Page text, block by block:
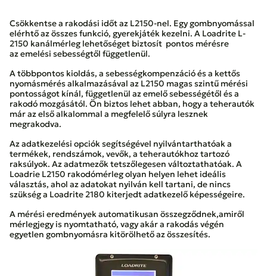
Csökkentse a rakodási időt az L2150-nel. Egy gombnyomással
elérhtő az összes funkció, gyerekjáték kezelni. A Loadrite L-
2150 kanálmérleg lehetőséget biztosít pontos mérésre
az emelési sebességtől függetlenül.
A többpontos kioldás, a sebességkompenzáció és a kettős
nyomásmérés alkalmazásával az L2150 magas szintű mérési
pontosságot kínál, függetlenül az emelő sebességétől és a
rakodó mozgásától. Ön biztos lehet abban, hogy a teherautók
már az első alkalommal a megfelelő súlyra lesznek
megrakodva.
Az adatkezelési opciók segítségével nyilvántarthatóak a
termékek, rendszámok, vevők, a teherautókhoz tartozó
raksúlyok. Az adatmezők tetszőlegesen változtathatóak. A
Loadrie L2150 rakodómérleg olyan helyen lehet ideális
választás, ahol az adatokat nyilván kell tartani, de nincs
szükség a Loadrite 2180 kiterjedt adatkezelő képességeire.
A mérési eredmények automatikusan összegződnek,amiről
mérlegjegy is nyomtatható, vagy akár a rakodás végén
egyetlen gombnyomásra kitörölhető az összesítés.